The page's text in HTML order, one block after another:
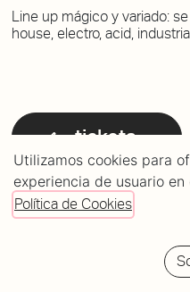
Line up mágico y variado:
house, electro, acid,
tickets
Utilizamos cookies para
experiencia de usuario
Política de Cookies